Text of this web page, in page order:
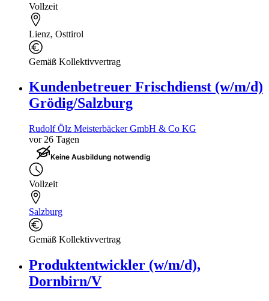
Vollzeit
Lienz, Osttirol
Gemäß Kollektivvertrag
Kundenbetreuer Frischdienst (w/m/d)
Grödig/Salzburg
Rudolf Ölz Meisterbäcker GmbH & Co KG
vor 26 Tagen
Keine Ausbildung notwendig
Vollzeit
Salzburg
Gemäß Kollektivvertrag
Produktentwickler (w/m/d),
Dornbirn/V